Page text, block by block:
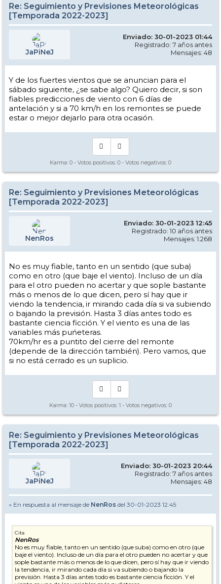
Re: Seguimiento y Previsiones Meteorológicas
[Temporada 2022-2023]
JaPiNeJ
Enviado: 30-01-2023 01:44
Registrado: 7 años antes
Mensajes: 48
Y de los fuertes vientos que se anuncian para el
sábado siguiente, ¿se sabe algo? Quiero decir, si son
fiables predicciones de viento con 6 días de
antelación y si a 70 km/h en los remontes se puede
estar o mejor dejarlo para otra ocasión.
Karma: 0 - Votos positivos: 0 - Votos negativos: 0
Re: Seguimiento y Previsiones Meteorológicas
[Temporada 2022-2023]
NenRos
Enviado: 30-01-2023 12:45
Registrado: 10 años antes
Mensajes: 1.268
No es muy fiable, tanto en un sentido (que suba)
como en otro (que baje el viento). Incluso de un día
para el otro pueden no acertar y que sople bastante
más o menos de lo que dicen, pero sí hay que ir
viendo la tendencia, ir mirando cada día si va subiendo
o bajando la previsión. Hasta 3 días antes todo es
bastante ciencia ficción. Y el viento es una de las
variables más puńeteras.
70km/hr es a puntito del cierre del remonte
(depende de la dirección también). Pero vamos, que
si no está cerrado es un suplicio.
Karma: 10 - Votos positivos: 1 - Votos negativos: 0
Re: Seguimiento y Previsiones Meteorológicas
[Temporada 2022-2023]
JaPiNeJ
Enviado: 30-01-2023 20:44
Registrado: 7 años antes
Mensajes: 48
» En respuesta al mensaje de NenRos del 30-01-2023 12:45
Cita
NenRos
No es muy fiable, tanto en un sentido (que suba) como en otro (que
baje el viento). Incluso de un día para el otro pueden no acertar y que
sople bastante más o menos de lo que dicen, pero sí hay que ir viendo
la tendencia, ir mirando cada día si va subiendo o bajando la
previsión. Hasta 3 días antes todo es bastante ciencia ficción. Y el